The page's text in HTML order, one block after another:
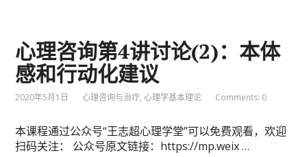
心理咨询第4讲讨论(2)：本体
感和行动化建议
2020年5月1日 心理咨询与治疗,心理学基本理论 Comments: 0
本课程通过公众号“王志超心理学堂”可以免费观看，欢迎
扫码关注： 公众号原文链接：https://mp.weix …